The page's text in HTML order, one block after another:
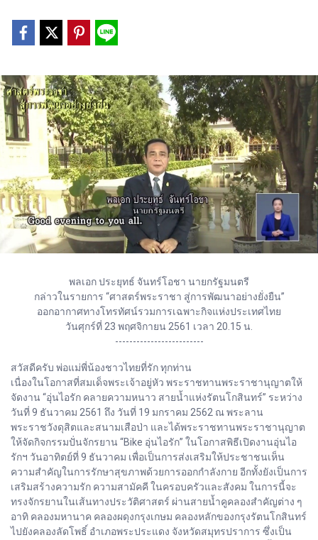
พลเอก ประยุทธ์ จันทร์โอชา นายกรัฐมนตรี
กล่าวในรายการ “ศาสตร์พระราชา สู่การพัฒนาอย่างยั่งยืน”
ออกอากาศทางโทรทัศน์รวมการเฉพาะกิจแห่งประเทศไทย
วันศุกร์ที่ 23 พฤศจิกายน 2561 เวลา 20.15 น.
-------------------------
สวัสดีครับ พ่อแม่พี่น้องชาวไทยที่รัก ทุกท่าน
เนื่องในโอกาสที่สมเด็จพระเจ้าอยู่หัว พระราชทานพระราชานุญาตให้
จัดงาน “อุ่นไอรัก คลายความหนาว สายน้ำแห่งรัตนโกสินทร์” ระหว่าง
วันที่ 9 ธันวาคม 2561 ถึง วันที่ 19 มกราคม 2562 ณ พระลาน
พระราชวังดุสิตและสนามเสือป่า และได้พระราชทานพระราชานุญาต
ให้จัดกิจกรรมปั่นจักรยาน “Bike อุ่นไอรัก” ในโอกาสพิธีเปิดงานอุ่นไอ
รักฯ วันอาทิตย์ที่ 9 ธันวาคม เพื่อเป็นการส่งเสริมให้ประชาชนเห็น
ความสำคัญในการรักษาสุขภาพด้วยการออกกำลังกาย อีกทั้งยังเป็นการ
เสริมสร้างความรัก ความสามัคคี ในครอบครัวและสังคม ในการนี้จะ
ทรงจักรยานในเส้นทางประวัติศาสตร์ ผ่านสายน้ำคูคลองสำคัญต่าง ๆ
อาทิ คลองมหานาค คลองผดุงกรุงเกษม คลองหลักของกรุงรัตนโกสินทร์
ไปยังคลองลัดโพธิ์ อำเภอพระประแดง จังหวัดสมุทรปราการ ซึ่งเป็น